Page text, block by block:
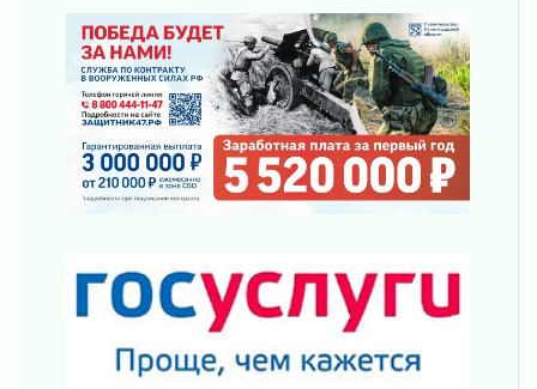
рассчитывать на доплату от региона
03 августа 2026
За сутки в Ленинградской области
ликвидировали 10 пожаров
03 августа 2026
Клюква наливается, но в корзинку пока не
просится
03 августа 2026
03 августа 2026
Шесть новых жизней в честь дня рождения
Ленинградской области
03 августа 2026